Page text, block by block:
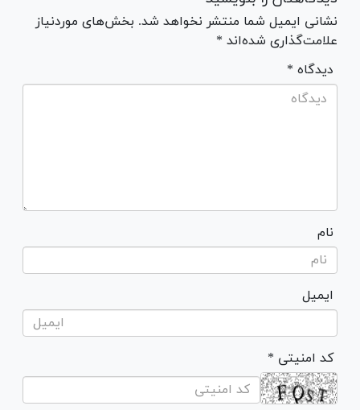
نشانی ایمیل شما منتشر نخواهد شد. بخش‌های موردنیاز
علامت‌گذاری شده‌اند *
* دیدگاه
نام
ایمیل
* کد امنیتی